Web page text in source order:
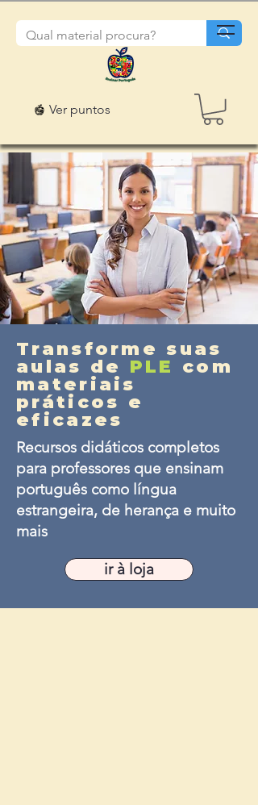
Ver puntos
Transforme suas
aulas de PLE com
materiais
práticos e
eficazes
Recursos didáticos completos
para professores que ensinam
português como língua
estrangeira, de herança e muito
mais
ir à loja